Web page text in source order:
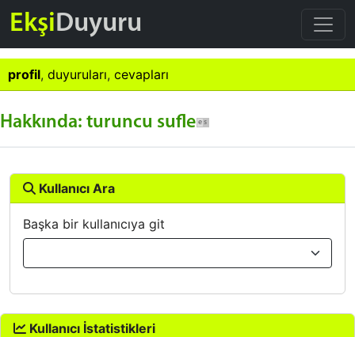
EkşiDuyuru
profil, duyuruları, cevapları
Hakkında: turuncu sufle
Kullanıcı Ara
Başka bir kullanıcıya git
Kullanıcı İstatistikleri